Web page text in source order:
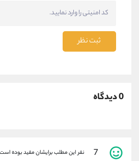
ثبت نظر
0 دیدگاه
7 نفر این مطلب برایشان مفید بوده